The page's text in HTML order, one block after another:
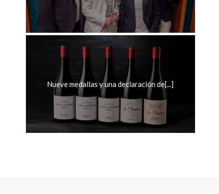
Nueve medallas y una declaración de[...]